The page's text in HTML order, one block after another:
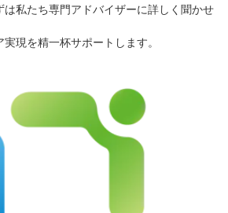
私たち専門アドバイザーに詳しく聞かせ
現を精一杯サポートします。